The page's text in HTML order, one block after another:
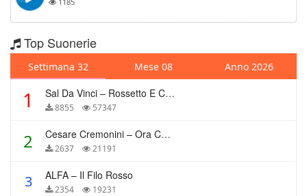
Top Suonerie
Settimana 32 Mese 08 Anno 2026
1 Sal Da Vinci – Rossetto E Caffè
8855 57347
2 Cesare Cremonini – Ora Che Non Ho Più Te
2637 21191
3 ALFA – Il Filo Rosso
2354 19231